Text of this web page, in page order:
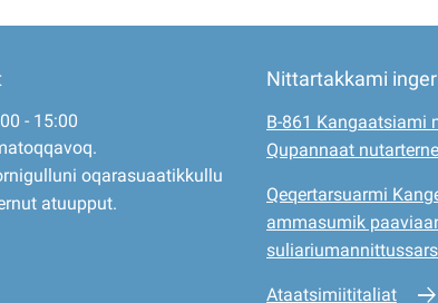
- 15:00
oqarasuaatikkullu
atuupput.
Nittartakkami
B-861 Kangaatsiami
Qupannaat
Qeqertarsuarmi
ammasumik
Ataatsimiititaliat